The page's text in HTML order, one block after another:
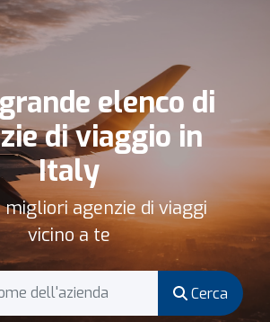
elenco di
di viaggio in
Italy
agenzie di viaggi
vicino a te
Cerca